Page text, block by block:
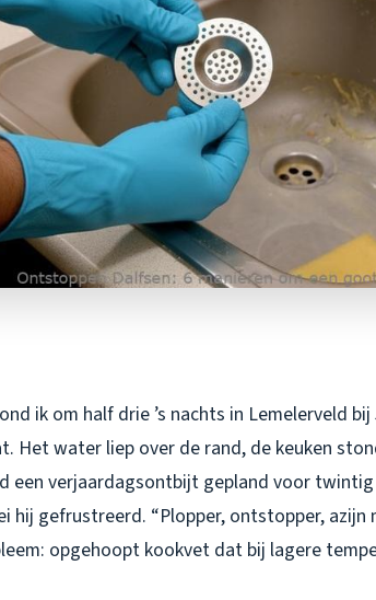
ik om half drie ’s nachts in Lemelerveld
Het water liep over de rand, de keuken
een verjaardagsontbijt gepland voor twintig
hij gefrustreerd. “Plopper, ontstopper, azijn
opgehoopt kookvet dat bij lagere